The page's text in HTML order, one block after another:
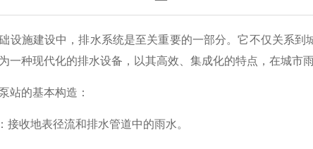
施建设中，排水系统是至关重要的一部分。它不仅关系到
一种现代化的排水设备，以其高效、集成化的特点，在城市
的基本构造：
收地表径流和排水管道中的雨水。